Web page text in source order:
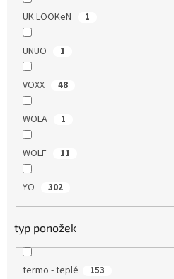
UK LOOKeN 1
UNUO 1
VOXX 48
WOLA 1
WOLF 11
YO 302
typ ponožek
termo - teplé 153